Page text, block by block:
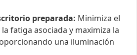
preparada: Minimiza el
fatiga asociada y maximiza la
una iluminación